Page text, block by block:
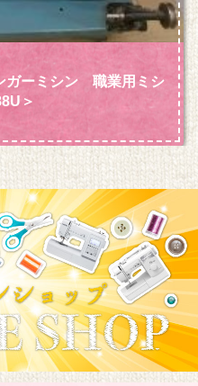
ガーミシン 職業用ミシ
＞